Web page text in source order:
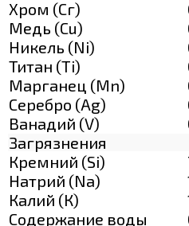
Хром (Сг)
Медь (Cu)
Никель (Ni)
Титан (Ti)
Марганец (Mn)
Серебро (Ag)
Ванадий (V)
Загрязнения
Кремний (Si)
Натрий (Na)
Калий (К)
Содержание воды